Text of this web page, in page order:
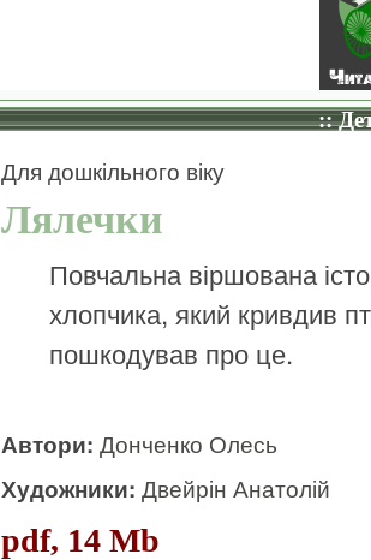
::
Для дошкільного віку
Лялечки
Повчальна віршована
хлопчика, який кривдив
пошкодував про це.
Автори: Донченко Олесь
Художники: Двейрін Анатолій
pdf, 14 Mb